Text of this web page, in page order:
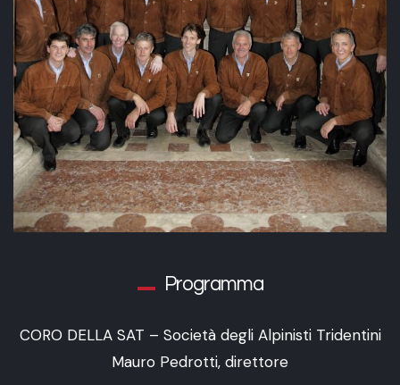
Programma
CORO DELLA SAT – Società degli Alpinisti Tridentini
Mauro Pedrotti, direttore